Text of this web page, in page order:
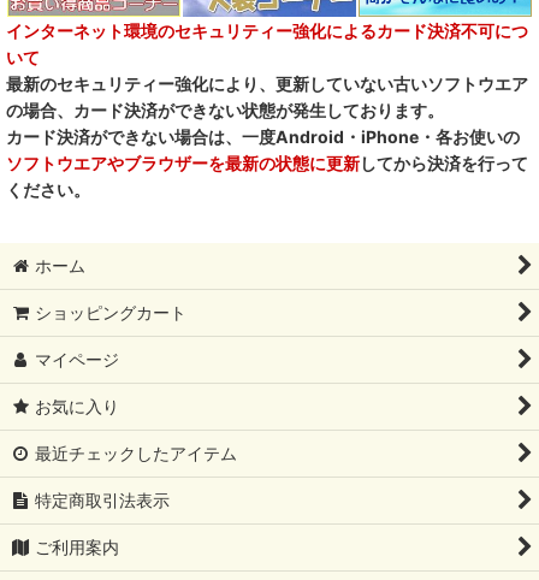
インターネット環境のセキュリティー強化によるカード決済不可につ
いて
最新のセキュリティー強化により、更新していない古いソフトウエア
の場合、カード決済ができない状態が発生しております。
カード決済ができない場合は、一度Android・iPhone・各お使いの
ソフトウエアやブラウザーを最新の状態に更新してから決済を行って
ください。
ホーム
ショッピングカート
マイページ
お気に入り
最近チェックしたアイテム
特定商取引法表示
ご利用案内